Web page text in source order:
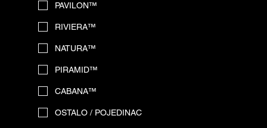
PAVILON™
RIVIERA™
NATURA™
PIRAMID™
CABANA™
OSTALO / POJEDINAC